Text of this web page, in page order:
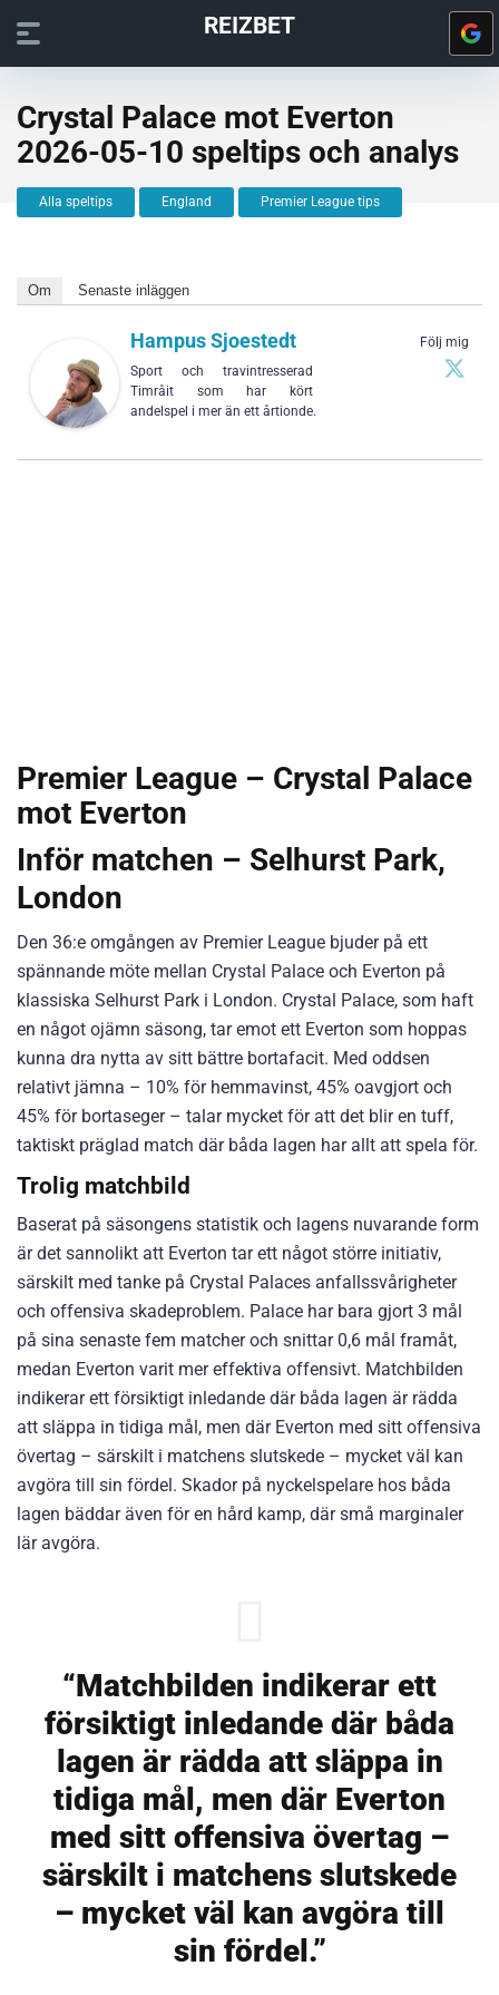
REIZBET
Crystal Palace mot Everton
2026-05-10 speltips och analys
Alla speltips England Premier League tips
Om Senaste inläggen
Följ mig
Hampus Sjoestedt
Sport och travintresserad
Timråit som har kört
andelspel i mer än ett årtionde.
Premier League – Crystal Palace
mot Everton
Inför matchen – Selhurst Park,
London
Den 36:e omgången av Premier League bjuder på ett
spännande möte mellan Crystal Palace och Everton på
klassiska Selhurst Park i London. Crystal Palace, som haft
en något ojämn säsong, tar emot ett Everton som hoppas
kunna dra nytta av sitt bättre bortafacit. Med oddsen
relativt jämna – 10% för hemmavinst, 45% oavgjort och
45% för bortaseger – talar mycket för att det blir en tuff,
taktiskt präglad match där båda lagen har allt att spela för.
Trolig matchbild
Baserat på säsongens statistik och lagens nuvarande form
är det sannolikt att Everton tar ett något större initiativ,
särskilt med tanke på Crystal Palaces anfallssvårigheter
och offensiva skadeproblem. Palace har bara gjort 3 mål
på sina senaste fem matcher och snittar 0,6 mål framåt,
medan Everton varit mer effektiva offensivt. Matchbilden
indikerar ett försiktigt inledande där båda lagen är rädda
att släppa in tidiga mål, men där Everton med sitt offensiva
övertag – särskilt i matchens slutskede – mycket väl kan
avgöra till sin fördel. Skador på nyckelspelare hos båda
lagen bäddar även för en hård kamp, där små marginaler
lär avgöra.
“Matchbilden indikerar ett
försiktigt inledande där båda
lagen är rädda att släppa in
tidiga mål, men där Everton
med sitt offensiva övertag –
särskilt i matchens slutskede
– mycket väl kan avgöra till
sin fördel.”